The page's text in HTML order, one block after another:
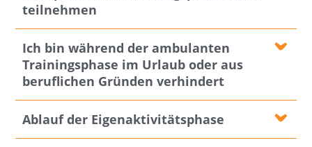
teilnehmen
Ich bin während der ambulanten
Trainingsphase im Urlaub oder aus
beruflichen Gründen verhindert
Ablauf der Eigenaktivitätsphase